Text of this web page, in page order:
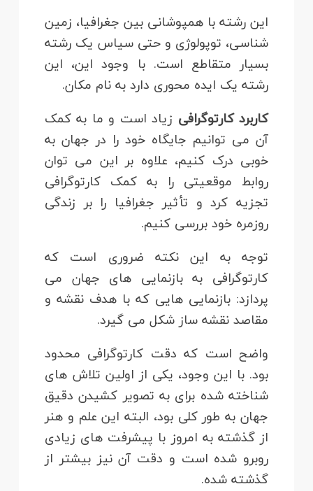
این رشته با همپوشانی بین جغرافیا، زمین
شناسی، توپولوژی و حتی سیاس یک رشته
بسیار متقاطع است. با وجود این، این
رشته یک ایده محوری دارد به نام مکان.
کاربرد کارتوگرافی زیاد است و ما به کمک
آن می توانیم جایگاه خود را در جهان به
خوبی درک کنیم، علاوه بر این می توان
روابط موقعیتی را به کمک کارتوگرافی
تجزیه کرد و تأثیر جغرافیا را بر زندگی
روزمره خود بررسی کنیم.
توجه به این نکته ضروری است که
کارتوگرافی به بازنمایی های جهان می
پردازد: بازنمایی هایی که با هدف نقشه و
مقاصد نقشه ساز شکل می گیرد.
واضح است که دقت کارتوگرافی محدود
بود. با این وجود، یکی از اولین تلاش های
شناخته شده برای به تصویر کشیدن دقیق
جهان به طور کلی بود، البته این علم و هنر
از گذشته به امروز با پیشرفت های زیادی
روبرو شده است و دقت آن نیز بیشتر از
گذشته شده.